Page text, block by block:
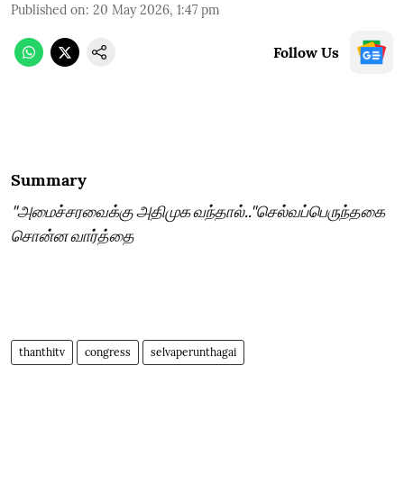
Published on: 20 May 2026, 1:47 pm
Follow Us
Summary
"அமைச்சரவைக்கு அதிமுக வந்தால்.."செல்வப்பெருந்தகை
சொன்ன வார்த்தை
thanthitv congress selvaperunthagai